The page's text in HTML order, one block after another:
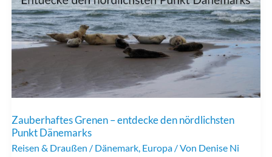
Zauberhaftes Grenen – entdecke den nördlichsten
Punkt Dänemarks
Reisen & Draußen / Dänemark, Europa / Von Denise Ni